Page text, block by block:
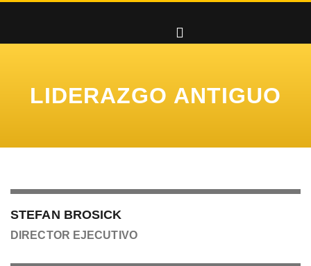
LIDERAZGO ANTIGUO
STEFAN BROSICK
DIRECTOR EJECUTIVO